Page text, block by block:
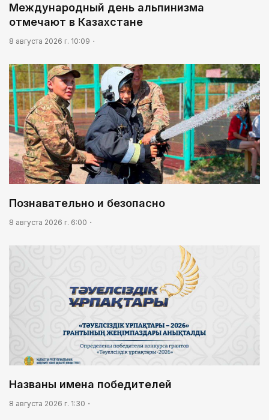
Международный день альпинизма
отмечают в Казахстане
8 августа 2026 г. 10:09
Познавательно и безопасно
8 августа 2026 г. 6:00
Названы имена победителей
8 августа 2026 г. 1:30